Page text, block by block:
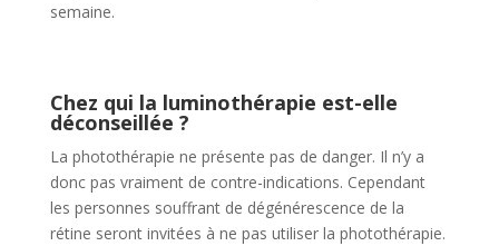
semaine.
Chez qui la luminothérapie est-elle
déconseillée ?
La photothérapie ne présente pas de danger. Il n’y a
donc pas vraiment de contre-indications. Cependant
les personnes souffrant de dégénérescence de la
rétine seront invitées à ne pas utiliser la photothérapie.